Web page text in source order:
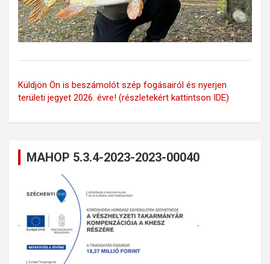
Küldjön Ön is beszámolót szép fogásairól és nyerjen
területi jegyet 2026. évre! (részletekért kattintson IDE)
MAHOP 5.3.4-2023-2023-00040